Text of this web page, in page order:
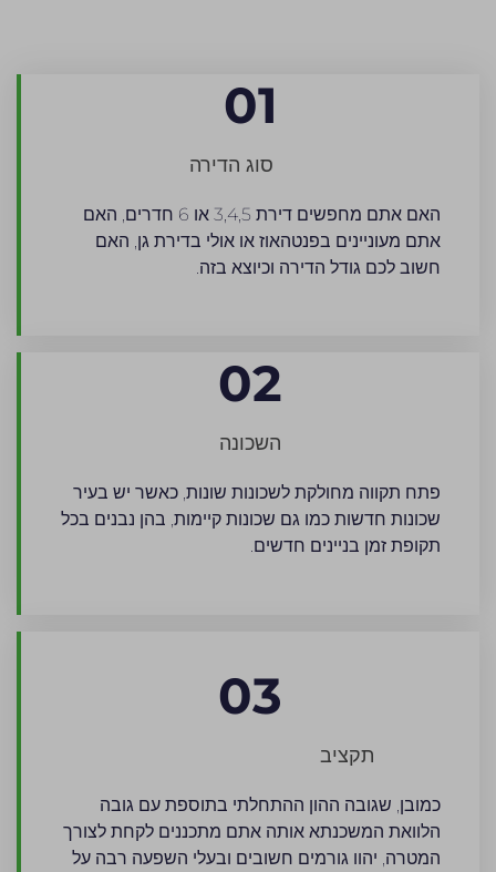
01
סוג הדירה
האם אתם מחפשים דירת 3,4,5 או 6 חדרים, האם
אתם מעוניינים בפנטהאוז או אולי בדירת גן, האם
חשוב לכם גודל הדירה וכיוצא בזה.
02
השכונה
פתח תקווה מחולקת לשכונות שונות, כאשר יש בעיר
שכונות חדשות כמו גם שכונות קיימות, בהן נבנים בכל
תקופת זמן בניינים חדשים.
03
תקציב
כמובן, שגובה ההון ההתחלתי בתוספת עם גובה
הלוואת המשכנתא אותה אתם מתכננים לקחת לצורך
המטרה, יהוו גורמים חשובים ובעלי השפעה רבה על